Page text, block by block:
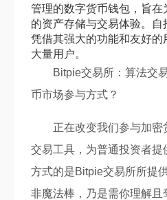
管理的数字货币钱包，旨在
的资产存储与交易体验。
凭借其强大的功能和友好的
大量用户。
Bitpie交易所：算法交
币市场参与方式？
正在改变我们参与加
交易工具，为普通投资者提
方式的是Bitpie交易所所提
非魔法棒，乃是需你理解